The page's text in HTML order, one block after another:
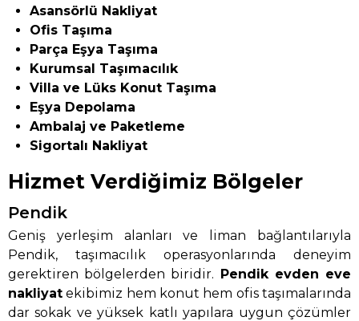
Asansörlü Nakliyat
Ofis Taşıma
Parça Eşya Taşıma
Kurumsal Taşımacılık
Villa ve Lüks Konut Taşıma
Eşya Depolama
Ambalaj ve Paketleme
Sigortalı Nakliyat
Hizmet Verdiğimiz Bölgeler
Pendik
Geniş yerleşim alanları ve liman bağlantılarıyla
Pendik, taşımacılık operasyonlarında deneyim
gerektiren bölgelerden biridir. Pendik evden eve
nakliyat ekibimiz hem konut hem ofis taşımalarında
dar sokak ve yüksek katlı yapılara uygun çözümler